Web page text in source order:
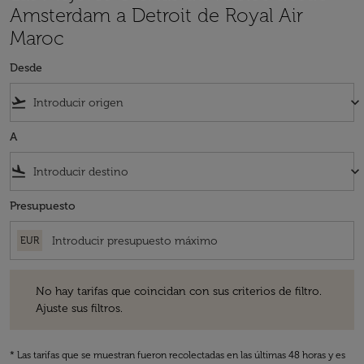
Amsterdam a Detroit de Royal Air
Maroc
Desde
flight_takeoff keyboard_arrow_down
A
flight_land keyboard_arrow_down
Presupuesto
EUR
No hay tarifas que coincidan con sus criterios de filtro.
Ajuste sus filtros.
* Las tarifas que se muestran fueron recolectadas en las últimas 48 horas y es